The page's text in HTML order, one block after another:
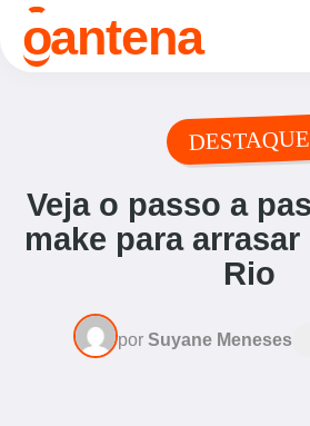
oantena
DESTAQUE
Veja o passo a
make para
Rio
por Suyane Meneses